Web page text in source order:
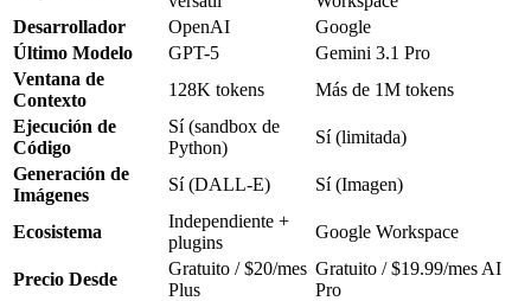
Desarrollador
OpenAI
Google
Último Modelo
GPT-5
Gemini 3.1 Pro
Ventana de
Contexto
128K tokens
Más de 1M tokens
Ejecución de
Código
Sí (sandbox de
Python)
Sí (limitada)
Generación de
Imágenes
Sí (DALL-E) Sí (Imagen)
Ecosistema
Independiente +
plugins
Google Workspace
Precio Desde
Gratuito / $20/mes
Plus
Gratuito / $19.99/mes AI
Pro